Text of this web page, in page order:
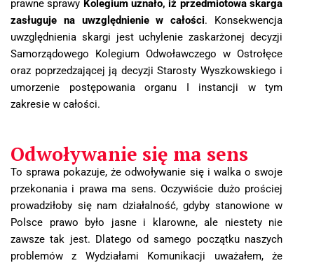
prawne sprawy Kolegium uznało, iż przedmiotowa skarga
zasługuje na uwzględnienie w całości. Konsekwencja
uwzględnienia skargi jest uchylenie zaskarżonej decyzji
Samorządowego Kolegium Odwoławczego w Ostrołęce
oraz poprzedzającej ją decyzji Starosty Wyszkowskiego i
umorzenie postępowania organu I instancji w tym
zakresie w całości.
Odwoływanie się ma sens
To sprawa pokazuje, że odwoływanie się i walka o swoje
przekonania i prawa ma sens. Oczywiście dużo prościej
prowadziłoby się nam działalność, gdyby stanowione w
Polsce prawo było jasne i klarowne, ale niestety nie
zawsze tak jest. Dlatego od samego początku naszych
problemów z Wydziałami Komunikacji uważałem, że